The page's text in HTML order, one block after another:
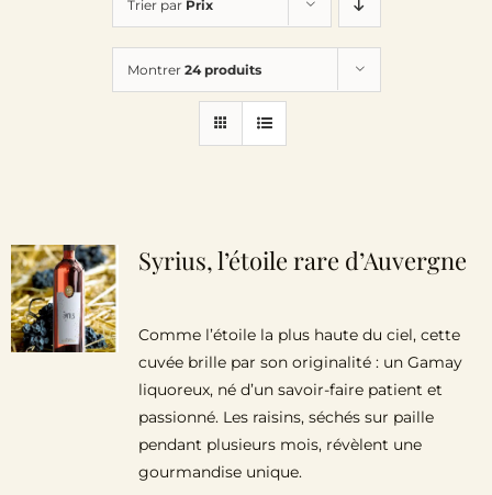
Le Domaine
Œnotourisme
Actualités
Partenaires
Contactez-nous
Trier par Prix
Montrer 24 produits
Syrius, l’étoile rare d’Auvergne
Comme l’étoile la plus haute du ciel, cette
cuvée brille par son originalité : un Gamay
liquoreux, né d’un savoir-faire patient et
passionné. Les raisins, séchés sur paille
pendant plusieurs mois, révèlent une
gourmandise unique.